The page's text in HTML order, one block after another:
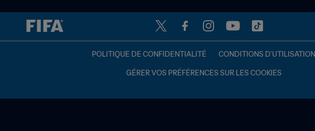
POLITIQUE DE CONFIDENTIALITÉ CONDITIONS D'UTILISATION
GÉRER VOS PRÉFÉRENCES SUR LES COOKIES